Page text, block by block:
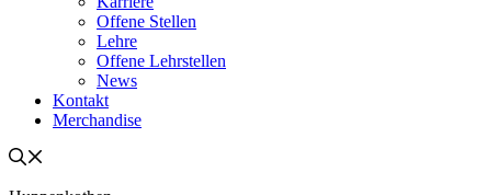
Offene Stellen
Lehre
Offene Lehrstellen
News
Kontakt
Merchandise